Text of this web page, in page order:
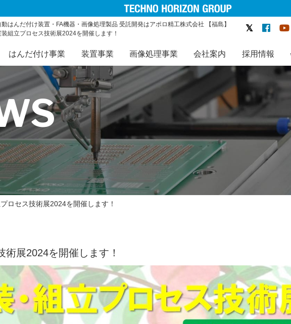
動はんだ付け装置・FA機器・画像処理製品 受託開発はアポロ精工株式会社 【福島】
装組立プロセス技術展2024を開催します！
はんだ付け事業 装置事業 画像処理事業 会社案内 採用情報
ロセス技術展2024を開催します！
術展2024を開催します！